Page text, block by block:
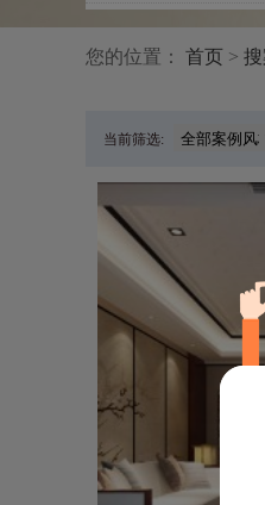
您的位置： 首页 > 搜
当前筛选:
艾美潇湘